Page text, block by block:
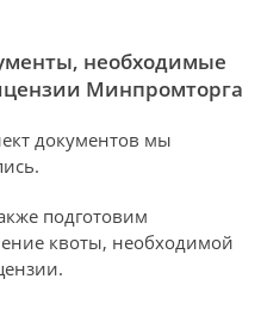
необходимые
Минпромторга
документов мы
подготовим
квоты, необходимой